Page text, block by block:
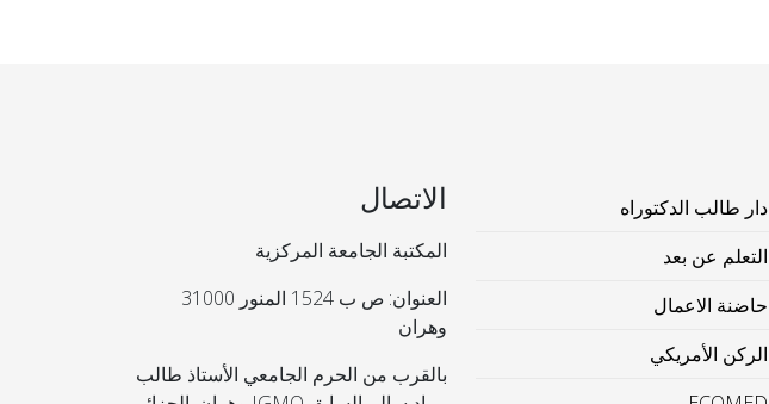
دار طالب الدكتوراه
التعلم عن بعد
حاضنة الاعمال
الركن الأمريكي
الاتصال
المكتبة الجامعة المركزية
العنوان: ص ب 1524 المنور 31000
وهران
بالقرب من الحرم الجامعي الأستاذ طالب